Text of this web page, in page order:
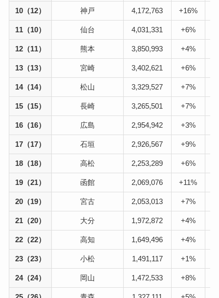
10（12） 神戸 4,172,763 +16%
11（10） 仙台 4,031,331 +6%
12（11） 熊本 3,850,993 +4%
13（13） 宮崎 3,402,621 +6%
14（14） 松山 3,329,527 +7%
15（15） 長崎 3,265,501 +7%
16（16） 広島 2,954,942 +3%
17（17） 石垣 2,926,567 +9%
18（18） 高松 2,253,289 +6%
19（21） 函館 2,069,076 +11%
20（19） 宮古 2,053,013 +7%
21（20） 大分 1,972,872 +4%
22（22） 高知 1,649,496 +4%
23（23） 小松 1,491,117 +1%
24（24） 岡山 1,472,533 +8%